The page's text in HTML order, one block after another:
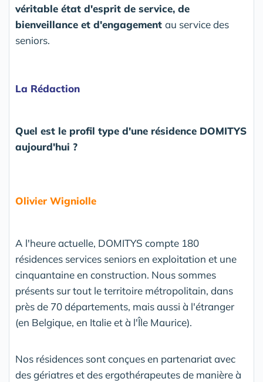
véritable état d'esprit de service, de
bienveillance et d'engagement au service des
seniors.
La Rédaction
Quel est le profil type d'une résidence DOMITYS
aujourd'hui ?
Olivier Wigniolle
A l'heure actuelle, DOMITYS compte 180
résidences services seniors en exploitation et une
cinquantaine en construction. Nous sommes
présents sur tout le territoire métropolitain, dans
près de 70 départements, mais aussi à l'étranger
(en Belgique, en Italie et à l'Île Maurice).
Nos résidences sont conçues en partenariat avec
des gériatres et des ergothérapeutes de manière à